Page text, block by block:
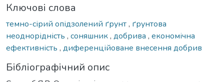
Ключові слова
темно-сірий опідзолений ґрунт, ґрунтова
неоднорідність , соняшник, добрива , економічна
ефективність , диференційоване внесення добрив
Бібліографічний опис